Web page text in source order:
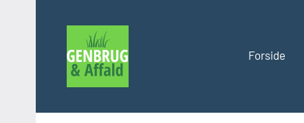
indhold
og
Forside